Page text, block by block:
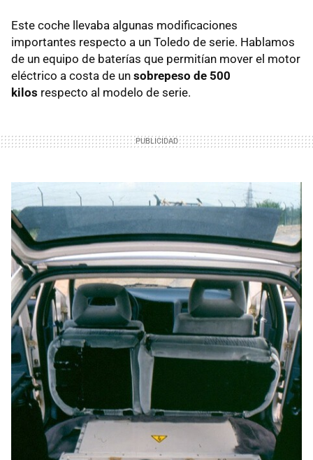
Este coche llevaba algunas modificaciones
importantes respecto a un Toledo de serie. Hablamos
de un equipo de baterías que permitían mover el motor
eléctrico a costa de un sobrepeso de 500
kilos respecto al modelo de serie.